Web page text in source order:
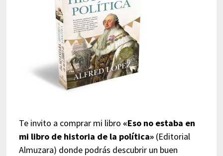
Te invito a comprar mi libro «Eso no estaba en
mi libro de historia de la política»(Editorial
Almuzara) donde podrás descubrir un buen